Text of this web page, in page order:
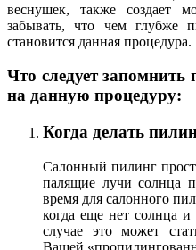
веснушек, также создает
забывать, что чем глубже
становится данная процедура.
Что следует запомнить
на данную процедуру:
Когда делать
Салонный пилинг
палящие лучи солнца
время для салонного
когда еще нет солнца
случае это может
Вашей